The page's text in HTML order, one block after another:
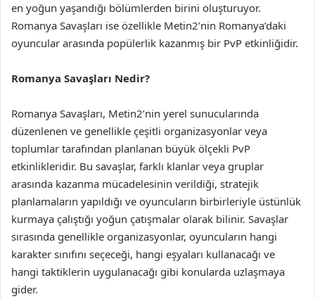
en yoğun yaşandığı bölümlerden birini oluşturuyor.
Romanya Savaşları ise özellikle Metin2’nin Romanya’daki
oyuncular arasında popülerlik kazanmış bir PvP etkinliğidir.
Romanya Savaşları Nedir?
Romanya Savaşları, Metin2’nin yerel sunucularında
düzenlenen ve genellikle çeşitli organizasyonlar veya
toplumlar tarafından planlanan büyük ölçekli PvP
etkinlikleridir. Bu savaşlar, farklı klanlar veya gruplar
arasında kazanma mücadelesinin verildiği, stratejik
planlamaların yapıldığı ve oyuncuların birbirleriyle üstünlük
kurmaya çalıştığı yoğun çatışmalar olarak bilinir. Savaşlar
sırasında genellikle organizasyonlar, oyuncuların hangi
karakter sınıfını seçeceği, hangi eşyaları kullanacağı ve
hangi taktiklerin uygulanacağı gibi konularda uzlaşmaya
gider.